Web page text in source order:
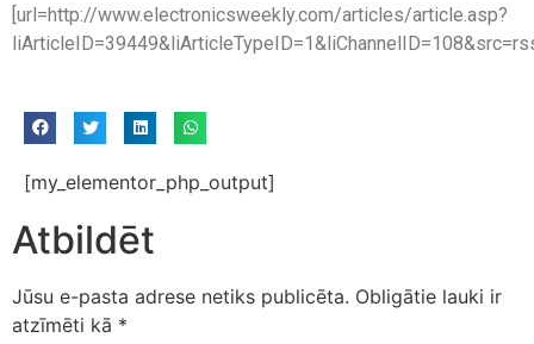
[url=http://www.electronicsweekly.com/articles/article.asp?
[my_elementor_php_output]
Atbildēt
Jūsu e-pasta adrese netiks publicēta. Obligātie lauki ir
atzīmēti kā *